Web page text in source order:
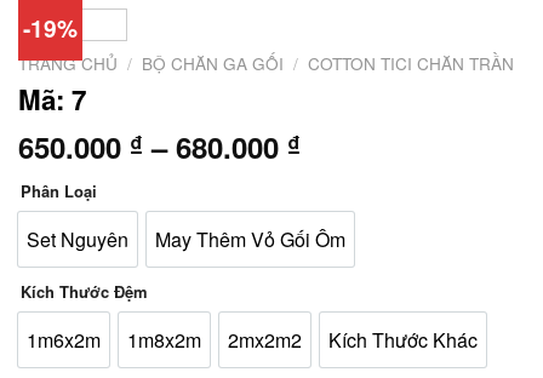
-19%
TRANG CHỦ / BỘ CHĂN GA GỐI / COTTON TICI CHĂN TRẦN
Mã: 7
650.000 ₫ – 680.000 ₫
từ
650.000 ₫
đến
Phân Loại
Set Nguyên May Thêm Vỏ Gối Ôm
Kích Thước Đệm
1m6x2m 1m8x2m 2mx2m2 Kích Thước Khác